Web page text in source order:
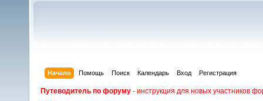
Начало Помощь Поиск Календарь Вход Регистрация
Путеводитель по форуму - инструкция для новых участников